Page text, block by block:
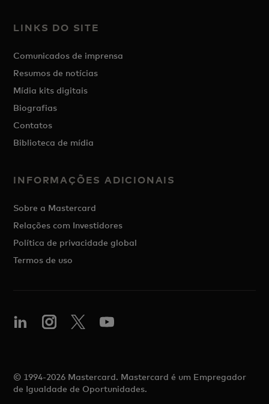
LINKS DO SITE
Comunicados de imprensa
Resumos de notícias
Mídia kits digitais
Biografias
Contatos
Biblioteca de mídia
INFORMAÇÕES ADICIONAIS
Sobre a Mastercard
Relações com Investidores
Política de privacidade global
Termos de uso
© 1994-2026 Mastercard. Mastercard é um Empregador
de Igualdade de Oportunidades.